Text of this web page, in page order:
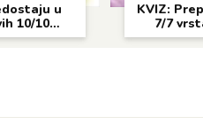
u
10/10
KVIZ:
7/7